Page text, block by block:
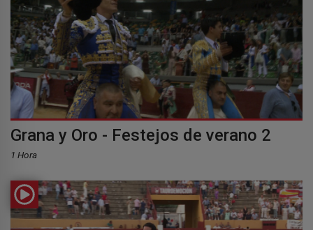
Grana y Oro - Festejos de verano 2
1 Hora